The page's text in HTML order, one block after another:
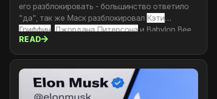
его разблокировать - большинство ответило
"да", так же Маск разблокировал Кэти
Гриффин Джордана Питерсона и Babylon Bee
READ